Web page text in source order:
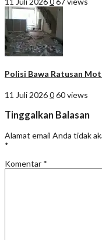
Polisi Bawa Ratusan
11 Juli 2026060 views
Tinggalkan Balasan
Alamat email Anda tidak
*
Komentar *